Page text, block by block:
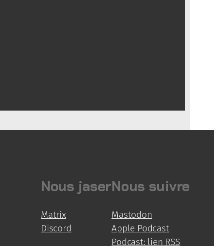
Nous jaser
Matrix
Discord
Nous suivre
Mastodon
Apple Podcast
Podcast: lien RSS